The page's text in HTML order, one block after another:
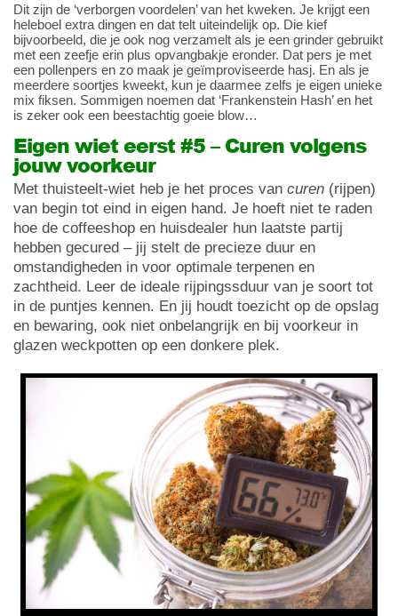
Dit zijn de ‘verborgen voordelen’ van het kweken. Je krijgt een
heleboel extra dingen en dat telt uiteindelijk op. Die kief
bijvoorbeeld, die je ook nog verzamelt als je een grinder gebruikt
met een zeefje erin plus opvangbakje eronder. Dat pers je met
een pollenpers en zo maak je geïmproviseerde hasj. En als je
meerdere soortjes kweekt, kun je daarmee zelfs je eigen unieke
mix fiksen. Sommigen noemen dat ‘Frankenstein Hash’ en het
is zeker ook een beestachtig goeie blow…
Eigen wiet eerst #5 – Curen volgens
jouw voorkeur
Met thuisteelt-wiet heb je het proces van curen (rijpen)
van begin tot eind in eigen hand. Je hoeft niet te raden
hoe de coffeeshop en huisdealer hun laatste partij
hebben gecured – jij stelt de precieze duur en
omstandigheden in voor optimale terpenen en
zachtheid. Leer de ideale rijpingssduur van je soort tot
in de puntjes kennen. En jij houdt toezicht op de opslag
en bewaring, ook niet onbelangrijk en bij voorkeur in
glazen weckpotten op een donkere plek.